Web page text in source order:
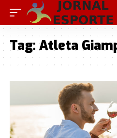
Tag: Atleta